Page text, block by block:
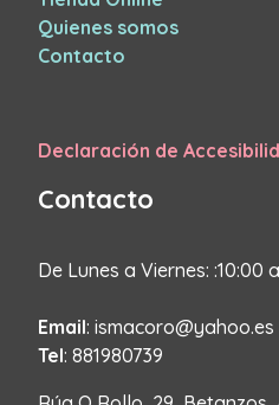
Quienes somos
Contacto
Declaración de
Contacto
De Lunes a Viernes: :10:00
Email: ismacoro@yahoo.es
Tel: 881980739